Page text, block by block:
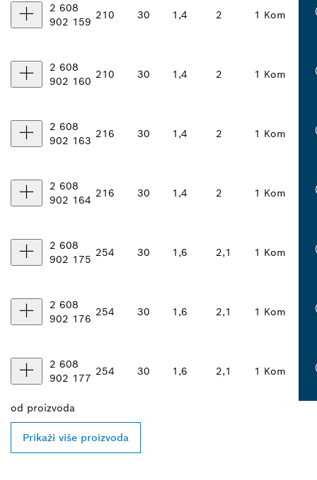
2 608
902 159
210 30 1,4 2 1 Kom
2 608
902 160
210 30 1,4 2 1 Kom
2 608
902 163
216 30 1,4 2 1 Kom
2 608
902 164
216 30 1,4 2 1 Kom
2 608
902 175
254 30 1,6 2,1 1 Kom
2 608
902 176
254 30 1,6 2,1 1 Kom
2 608
902 177
254 30 1,6 2,1 1 Kom
od proizvoda
Prikaži više proizvoda